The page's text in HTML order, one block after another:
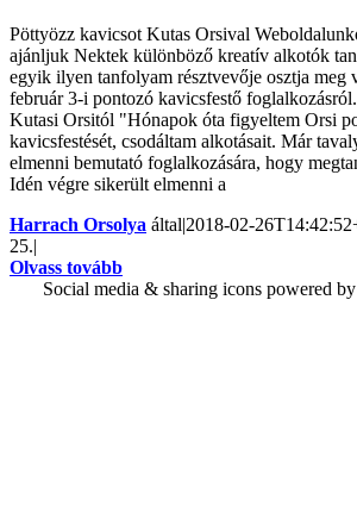
Pöttyözz kavicsot Kutas Orsival
ajánljuk Nektek különböző kreatív alkotók
egyik ilyen tanfolyam résztvevője osztja meg
február 3-i pontozó kavicsfestő
Kutasi Orsitól "Hónapok óta figyeltem Orsi
kavicsfestését, csodáltam alkotásait. Már
elmenni bemutató foglalkozására, hogy
Idén végre sikerült elmenni a
Harrach Orsolya által|2018-02-
25.|
Olvass tovább
Social media & sharing icons powered by